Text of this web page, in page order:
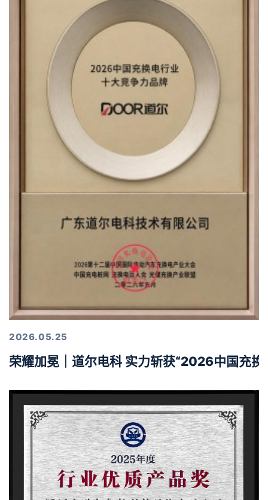
2026.05.25
荣耀加冕｜道尔电科 实力斩获“2026中国充换